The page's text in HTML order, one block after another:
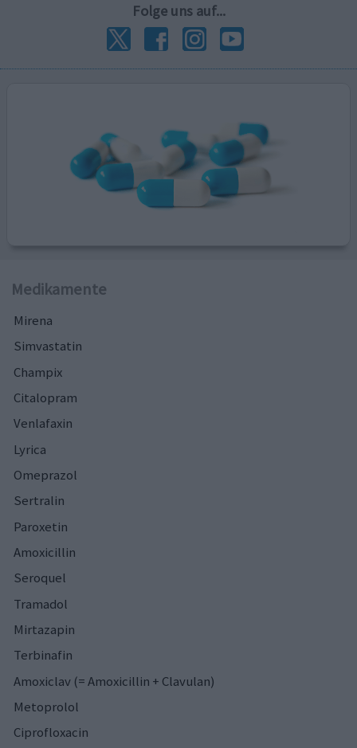
Folge uns auf...
Medikamente
Mirena
Simvastatin
Champix
Citalopram
Venlafaxin
Lyrica
Omeprazol
Sertralin
Paroxetin
Amoxicillin
Seroquel
Tramadol
Mirtazapin
Terbinafin
Amoxiclav (= Amoxicillin + Clavulan)
Metoprolol
Ciprofloxacin